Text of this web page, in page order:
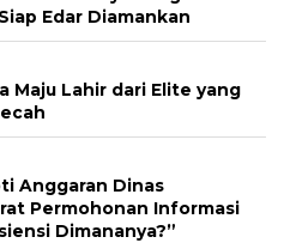
Edar Diamankan
Maju Lahir dari Elite yang
Anggaran Dinas
Permohonan Informasi
Dimananya?”